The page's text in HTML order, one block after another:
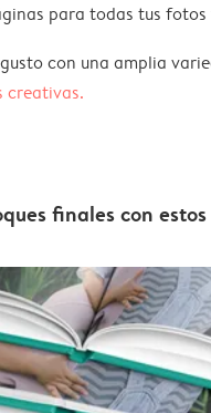
para todas tus
con una amplia
creativas.
finales con